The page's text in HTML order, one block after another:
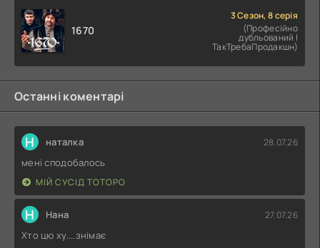
1670
3 Сезон, 8 серія
(Професійно
дубльований |
ТакТребаПродакшн)
Останні коментарі
Н наталка 28.07.26
мені сподобалось
МІЙ СУСІД ТОТОРО
Н Нана 27.07.26
Хто цю ху....знімає